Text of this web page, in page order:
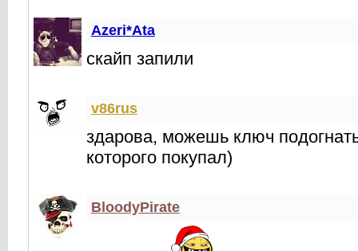
Azeri*Ata
скайп запили
v86rus
здарова, можешь ключ
которого покупал)
BloodyPirate